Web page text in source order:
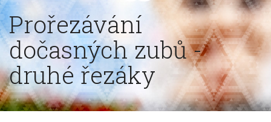
Prořezávání
dočasných zubů -
druhé řezáky